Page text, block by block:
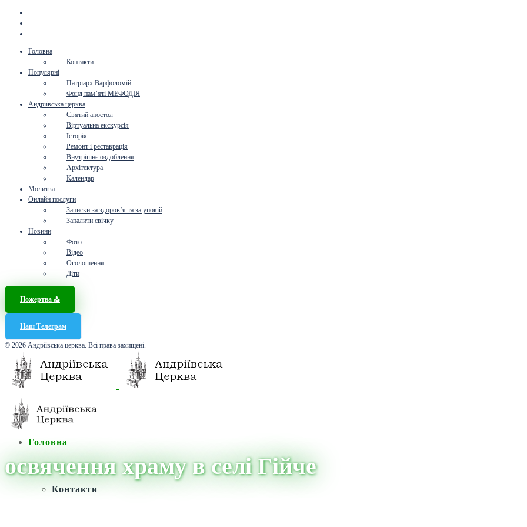
Головна
Контакти
Популярні
Патріарх Варфоломій
Фонд пам’яті МЕФОДІЯ
Андріївська церква
Святий апостол
Віртуальна екскурсія
Історія
Ремонт і реставрація
Внутрішнє оздоблення
Архітектура
Календар
Молитва
Онлайн послуги
Записки за здоров’я та за упокій
Запалити свічку
Новини
Фото
Відео
Оголошення
Діти
Пожертва ⛪️
Наш Телеграм
© 2026 Андріївська церква. Всі права захищені.
Головна
Контакти
освячення храму в селі Гійче